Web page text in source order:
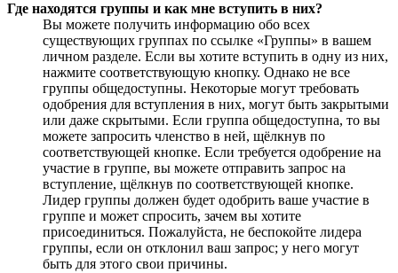
Где находятся группы и как мне вступить в них?
Вы можете получить информацию обо всех
существующих группах по ссылке «Группы» в вашем
личном разделе. Если вы хотите вступить в одну из них,
нажмите соответствующую кнопку. Однако не все
группы общедоступны. Некоторые могут требовать
одобрения для вступления в них, могут быть закрытыми
или даже скрытыми. Если группа общедоступна, то вы
можете запросить членство в ней, щёлкнув по
соответствующей кнопке. Если требуется одобрение на
участие в группе, вы можете отправить запрос на
вступление, щёлкнув по соответствующей кнопке.
Лидер группы должен будет одобрить ваше участие в
группе и может спросить, зачем вы хотите
присоединиться. Пожалуйста, не беспокойте лидера
группы, если он отклонил ваш запрос; у него могут
быть для этого свои причины.